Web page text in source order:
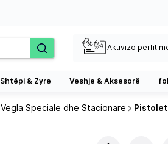
Aktivizo
Shtëpi & Zyre Veshje & Aksesorë
Vegla Speciale dhe Stacionare